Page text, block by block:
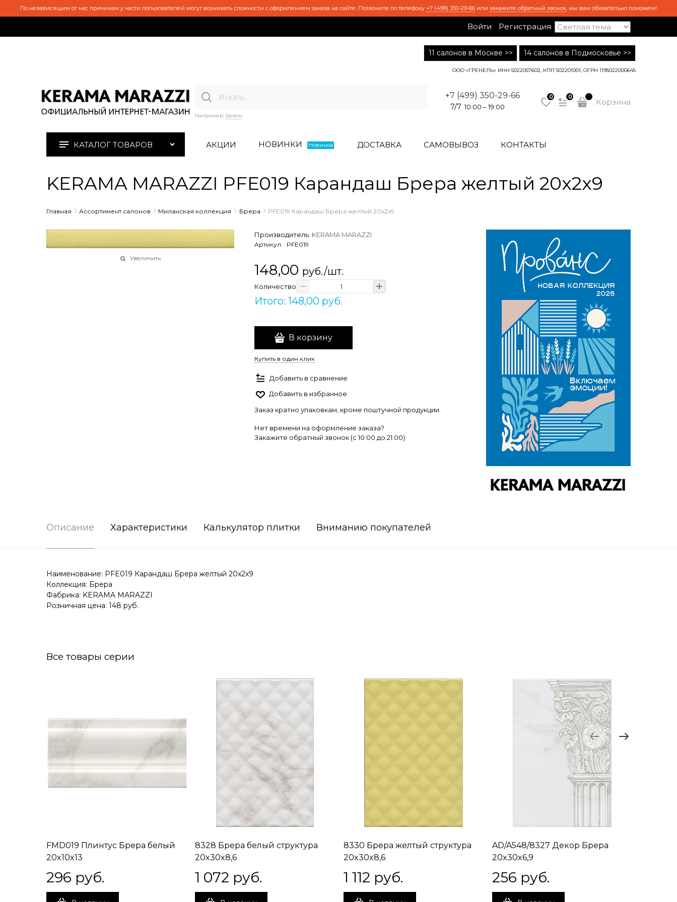
По независящим от нас причинам у части пользователей могут возникать сложности с оформлением заказа на сайте. Позвоните по телефону +7 (499) 350-29-66 или закажите обратный звонок, мы вам обязательно поможем!
Войти Регистрация
11 салонов в Москве >> 14 салонов в Подмосковье >>
ООО «ГРЕНЕЛЬ» ИНН 5022057602, КПП 502201001, ОГРН 1195022000645
Например: Белем
+7 (499) 350-29-66
7/7 10:00 – 19:00
0 0
Корзина
КАТАЛОГ ТОВАРОВ АКЦИИ НОВИНКИ Новинка ДОСТАВКА САМОВЫВОЗ КОНТАКТЫ
KERAMA MARAZZI PFE019 Карандаш Брера желтый 20x2x9
Главная Ассортимент салонов Миланская коллекция Брера PFE019 Карандаш Брера желтый 20x2x9
Увеличить
Производитель: KERAMA MARAZZI
Артикул: PFE019
148,00 руб./шт.
Количество
Итого: 148,00 руб.
В корзину
Купить в один клик
Добавить в сравнение
Добавить в избранное
Заказ кратно упаковкам, кроме поштучной продукции.
Нет времени на оформление заказа?
Закажите обратный звонок (c 10:00 до 21:00)
Описание Характеристики Калькулятор плитки Вниманию покупателей
Наименование: PFE019 Карандаш Брера желтый 20x2x9
Коллекция: Брера
Фабрика: KERAMA MARAZZI
Розничная цена: 148 руб.
Все товары серии
FMD019 Плинтус Брера белый
20x10x13
296 руб.
8328 Брера белый структура
20x30x8,6
1 072 руб.
8330 Брера желтый структура
20x30x8,6
1 112 руб.
AD/A548/8327 Декор Брера
20x30x6,9
256 руб.